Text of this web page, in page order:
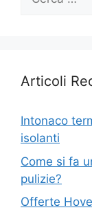
Articoli
Intonaco
isolanti
Come si fa
pulizie?
Offerte